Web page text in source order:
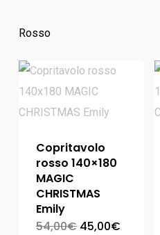
Rosso
Copritavolo
rosso 140×180
MAGIC
CHRISTMAS
Emily
54,00€ 45,00€